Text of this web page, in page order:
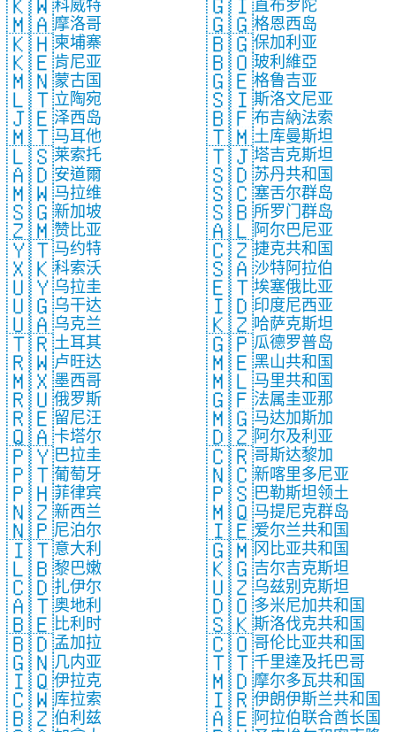
科威特
🇲🇦摩洛哥
🇰🇭柬埔寨
🇰🇪肯尼亚
🇲🇳蒙古国
🇱🇹立陶宛
🇯🇪泽西岛
🇲🇹马耳他
🇱🇸莱索托
🇦🇩安道爾
🇲🇼马拉维
🇸🇬新加坡
🇿🇲赞比亚
🇾🇹马约特
🇽🇰科索沃
🇺🇾乌拉圭
🇺🇬乌干达
🇺🇦乌克兰
🇹🇷土耳其
🇷🇼卢旺达
🇲🇽墨西哥
🇷🇺俄罗斯
🇷🇪留尼汪
🇶🇦卡塔尔
🇵🇾巴拉圭
🇵🇹葡萄牙
🇵🇭菲律宾
🇳🇿新西兰
🇳🇵尼泊尔
🇮🇹意大利
🇱🇧黎巴嫩
🇨🇩扎伊尔
🇦🇹奥地利
🇧🇪比利时
🇧🇩孟加拉
🇬🇳几内亚
🇮🇶伊拉克
🇨🇼库拉索
🇧🇿伯利兹
直布罗陀
🇬🇬格恩西岛
🇧🇬保加利亚
🇧🇴玻利維亞
🇬🇪格鲁吉亚
🇸🇮斯洛文尼亚
🇧🇫布吉納法索
🇹🇲土库曼斯坦
🇹🇯塔吉克斯坦
🇸🇩苏丹共和国
🇸🇨塞舌尔群岛
🇸🇧所罗门群岛
🇦🇱阿尔巴尼亚
🇨🇿捷克共和国
🇸🇦沙特阿拉伯
🇪🇹埃塞俄比亚
🇮🇩印度尼西亚
🇰🇿哈萨克斯坦
🇬🇵瓜德罗普岛
🇲🇪黑山共和国
🇲🇱马里共和国
🇬🇫法属圭亚那
🇲🇬马达加斯加
🇩🇿阿尔及利亚
🇨🇷哥斯达黎加
🇳🇨新喀里多尼亚
🇵🇸巴勒斯坦领土
🇲🇶马提尼克群岛
🇮🇪爱尔兰共和国
🇬🇲冈比亚共和国
🇰🇬吉尔吉克斯坦
🇺🇿乌兹别克斯坦
🇩🇴多米尼加共和国
🇸🇰斯洛伐克共和国
🇨🇴哥伦比亚共和国
🇹🇹千里達及托巴哥
🇲🇩摩尔多瓦共和国
🇮🇷伊朗伊斯兰共和国
🇦🇪阿拉伯联合酋长国